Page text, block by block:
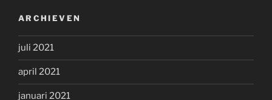
ARCHIEVEN
juli 2021
april 2021
januari 2021